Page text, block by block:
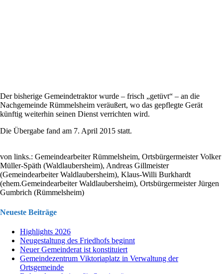
Der bisherige Gemeindetraktor wurde – frisch „getüvt“ – an die
Nachgemeinde Rümmelsheim veräußert, wo das gepflegte Gerät
künftig weiterhin seinen Dienst verrichten wird.
Die Übergabe fand am 7. April 2015 statt.
von links.: Gemeindearbeiter Rümmelsheim, Ortsbürgermeister Volker
Müller-Späth (Waldlaubersheim), Andreas Gillmeister
(Gemeindearbeiter Waldlaubersheim), Klaus-Willi Burkhardt
(ehem.Gemeindearbeiter Waldlaubersheim), Ortsbürgermeister Jürgen
Gumbrich (Rümmelsheim)
Neueste Beiträge
Highlights 2026
Neugestaltung des Friedhofs beginnt
Neuer Gemeinderat ist konstituiert
Gemeindezentrum Viktoriaplatz in Verwaltung der
Ortsgemeinde